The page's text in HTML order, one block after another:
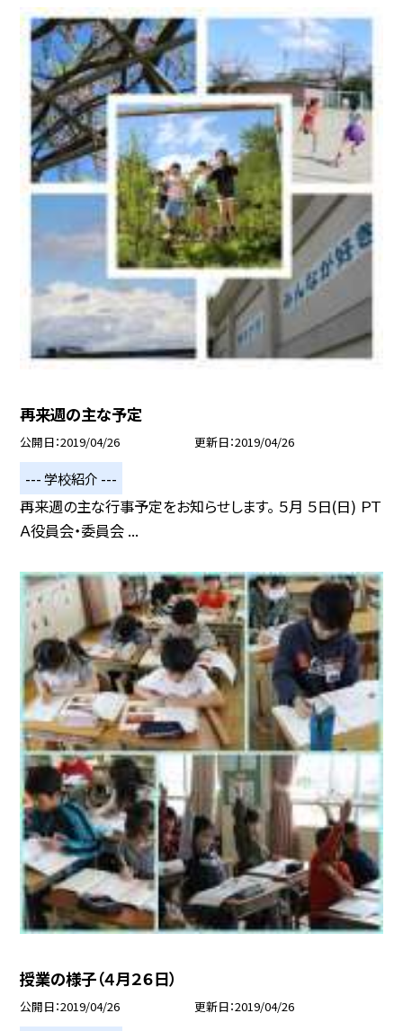
再来週の主な予定
公開日 2019/04/26 更新日 2019/04/26
--- 学校紹介 ---
再来週の主な行事予定をお知らせします。 ５月 ５日(日) ＰＴ
Ａ役員会・委員会 ...
授業の様子（４月２６日）
公開日 2019/04/26 更新日 2019/04/26